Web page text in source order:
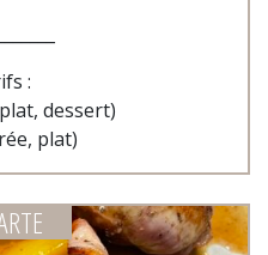
:
dessert)
plat)